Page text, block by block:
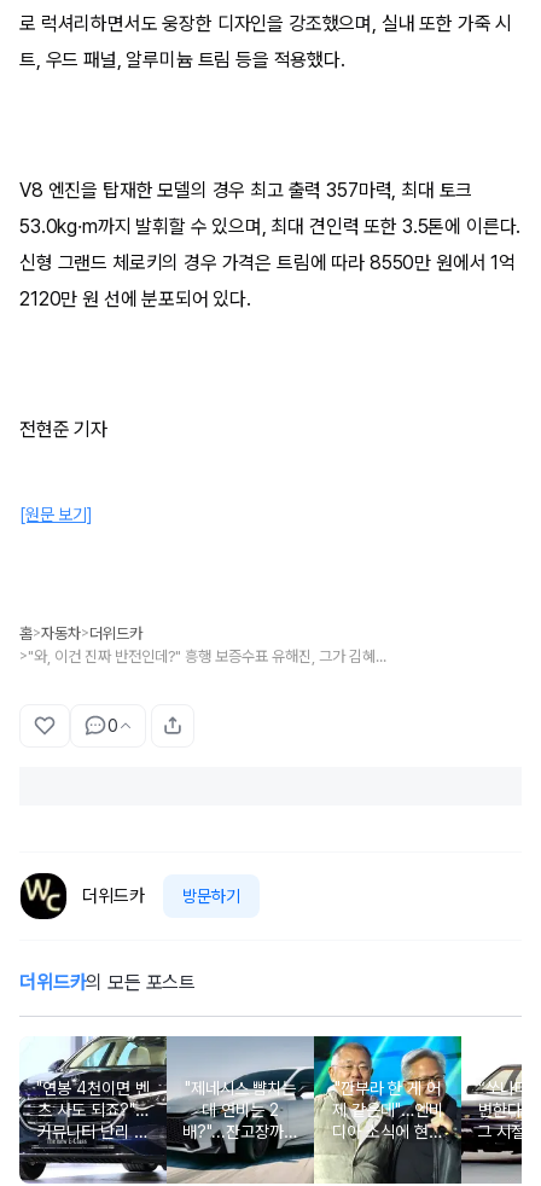
로 럭셔리하면서도 웅장한 디자인을 강조했으며, 실내 또한 가죽 시
트, 우드 패널, 알루미늄 트림 등을 적용했다.
V8 엔진을 탑재한 모델의 경우 최고 출력 357마력, 최대 토크
53.0kg·m까지 발휘할 수 있으며, 최대 견인력 또한 3.5톤에 이른다.
신형 그랜드 체로키의 경우 가격은 트림에 따라 8550만 원에서 1억
2120만 원 선에 분포되어 있다.
전현준 기자
[원문 보기]
홈>자동차>더위드카
> "와, 이건 진짜 반전인데?" 흥행 보증수표 유해진, 그가 김혜수와 함께 탔던 고급 SUV의 정체는?!
0
더위드카 방문하기
더위드카의 모든 포스트
"연봉 4천이면 벤
츠 사도 되죠?"…
커뮤니티 난리 난
'현실적 수입차' 보
니
"제네시스 뺨치는
데 연비는 2
배?"...잔고장까지
없는 신차에 '이럴
수가'
"깐부라 한 게 어
제 같은데"…엔비
디아 소식에 현대
차 '초위기 상황'
“쏘나타
변한다
그 시절
고 소식
오너들